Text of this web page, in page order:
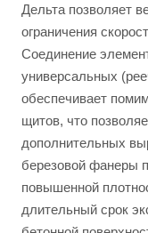
Дельта позволяет
ограничения
Соединение
универсальных
обеспечивает
щитов, что
дополнительных
березовой фанеры
повышенной
длительный срок